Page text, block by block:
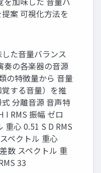
案 可視化方法を
た音量バランス
奏の各楽器の音源
の特徴量から 音量
する音量）を推
分離音源 音声特
I RMS 振幅 ゼロ
重心 0.51 S D RMS
ペクトル 重心
数 スペクトル 重
33